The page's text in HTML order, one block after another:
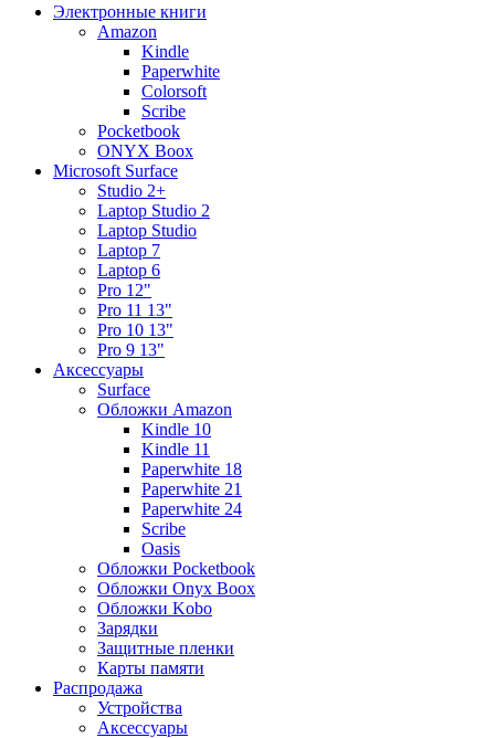
Электронные книги
Amazon
Kindle
Paperwhite
Colorsoft
Scribe
Pocketbook
ONYX Boox
Microsoft Surface
Studio 2+
Laptop Studio 2
Laptop Studio
Laptop 7
Laptop 6
Pro 12"
Pro 11 13"
Pro 10 13"
Pro 9 13"
Аксессуары
Surface
Обложки Amazon
Kindle 10
Kindle 11
Paperwhite 18
Paperwhite 21
Paperwhite 24
Scribe
Oasis
Обложки Pocketbook
Обложки Onyx Boox
Обложки Kobo
Зарядки
Защитные пленки
Карты памяти
Распродажа
Устройства
Аксессуары